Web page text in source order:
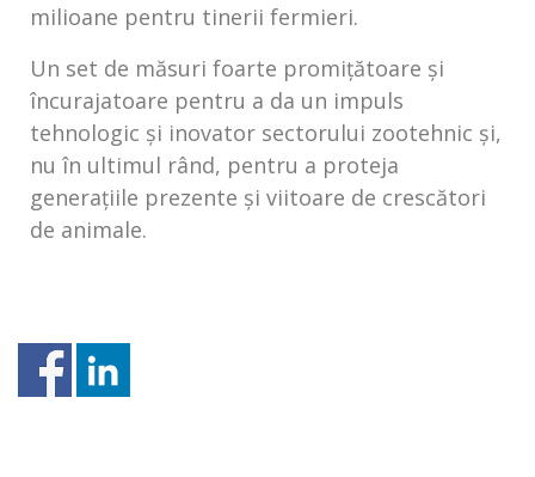
milioane pentru tinerii fermieri.
Un set de măsuri foarte promițătoare și
încurajatoare pentru a da un impuls
tehnologic și inovator sectorului zootehnic și,
nu în ultimul rând, pentru a proteja
generațiile prezente și viitoare de crescători
de animale.